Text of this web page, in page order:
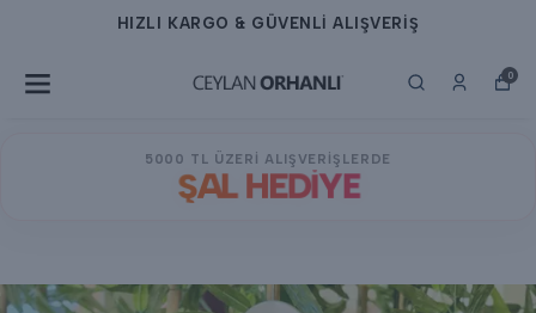
HIZLI KARGO & GÜVENLİ ALIŞVERİŞ
0
5000 TL ÜZERİ ALIŞVERİŞLERDE
ŞAL HEDİYE